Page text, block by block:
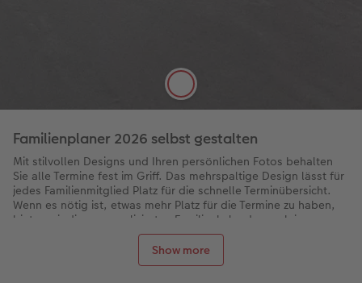
Show more
Familienplaner 2026 selbst gestalten
Mit stilvollen Designs und Ihren persönlichen Fotos behalten
Sie alle Termine fest im Griff. Das mehrspaltige Design lässt für
jedes Familienmitglied Platz für die schnelle Terminübersicht.
Wenn es nötig ist, etwas mehr Platz für die Termine zu haben,
bieten wir die personalisierten Familienkalender auch im
Gestalten Sie die praktische Kalenderübersicht für